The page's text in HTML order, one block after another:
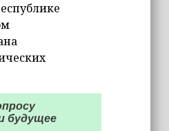
будущее